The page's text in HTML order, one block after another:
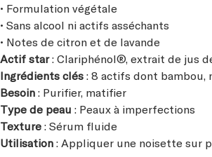
• Formulation végétale
• Sans alcool ni actifs asséchants
• Notes de citron et de lavande
Actif star: Clariphénol®, extrait de jus
Ingrédients clés : 8 actifs dont bambou,
Besoin : Purifier, matifier
Type de peau : Peaux à imperfections
Texture : Sérum fluide
Utilisation : Appliquer une noisette sur